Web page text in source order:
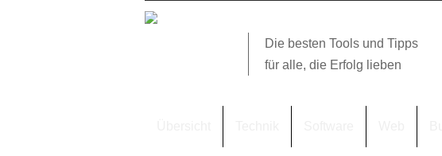
Die besten Tools und Tipps
für alle, die Erfolg lieben